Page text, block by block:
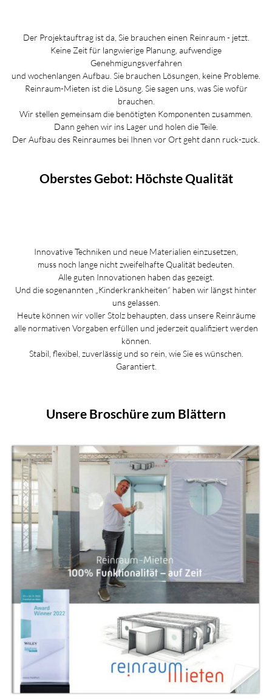
Der Projektauftrag ist da, Sie brauchen einen Reinraum - jetzt.
Keine Zeit für langwierige Planung, aufwendige
Genehmigungsverfahren
und wochenlangen Aufbau. Sie brauchen Lösungen, keine Probleme.
Reinraum-Mieten ist die Lösung. Sie sagen uns, was Sie wofür
brauchen.
Wir stellen gemeinsam die benötigten Komponenten zusammen.
Dann gehen wir ins Lager und holen die Teile.
Der Aufbau des Reinraumes bei Ihnen vor Ort geht dann ruck-zuck.
Oberstes Gebot: Höchste Qualität
Innovative Techniken und neue Materialien einzusetzen,
muss noch lange nicht zweifelhafte Qualität bedeuten.
Alle guten Innovationen haben das gezeigt.
Und die sogenannten „Kinderkrankheiten“ haben wir längst hinter
uns gelassen.
Heute können wir voller Stolz behaupten, dass unsere Reinräume
alle normativen Vorgaben erfüllen und jederzeit qualifiziert werden
können.
Stabil, flexibel, zuverlässig und so rein, wie Sie es wünschen.
Garantiert.
Unsere Broschüre zum Blättern